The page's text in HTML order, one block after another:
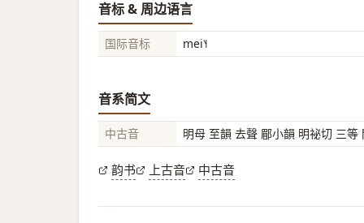
音标 & 周边语言
国际音标 mei˥˧
音系简文
中古音 明母 至韻 去聲 郿小韻 明祕切 三等
韵书 上古音 中古音